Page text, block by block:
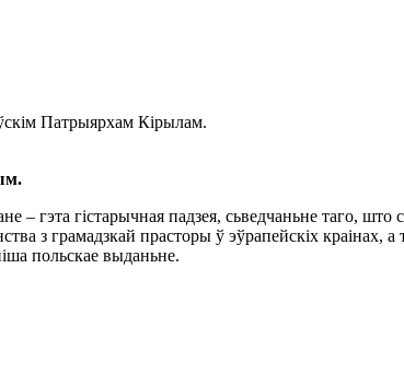
Патрыярхам Кірылам.
– гэта гістарычная падзея, сьведчаньне таго,
з грамадзкай прасторы ў эўрапейскіх краінах, а
польскае выданьне.